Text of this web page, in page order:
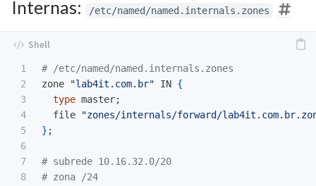
Internas: /etc/named/named.internals.zones
1
2
3
4
5
6
7
8
# /etc/named/named.internals.zones
zone
"lab4it.com.br" IN {
type master;
  file
"zones/internals/forward/
} ;
# subrede 10.16.32.0/20
# zona /24